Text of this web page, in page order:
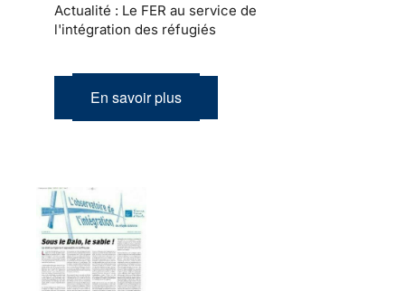
Actualité : Le FER au service de
l'intégration des réfugiés
En savoir plus